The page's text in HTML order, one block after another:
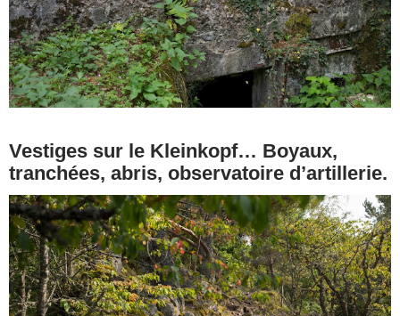
Vestiges sur le Kleinkopf… Boyaux,
tranchées, abris, observatoire d’artillerie.